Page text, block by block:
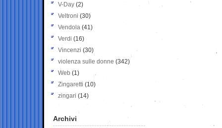
V-Day (2)
Veltroni (30)
Vendola (41)
Verdi (16)
Vincenzi (30)
violenza sulle donne (342)
Web (1)
Zingaretti (10)
zingari (14)
Archivi